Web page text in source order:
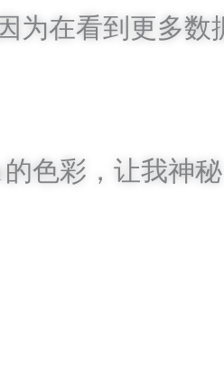
为在看到更多
色彩，让我神秘